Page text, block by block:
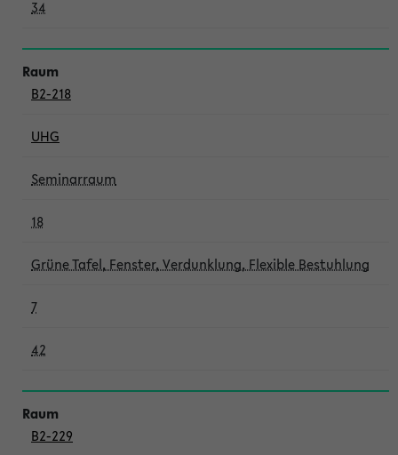
34
B2-218
UHG
Seminarraum
18
Grüne Tafel, Fenster, Verdunklung, Flexible Bestuhlung
7
42
B2-229